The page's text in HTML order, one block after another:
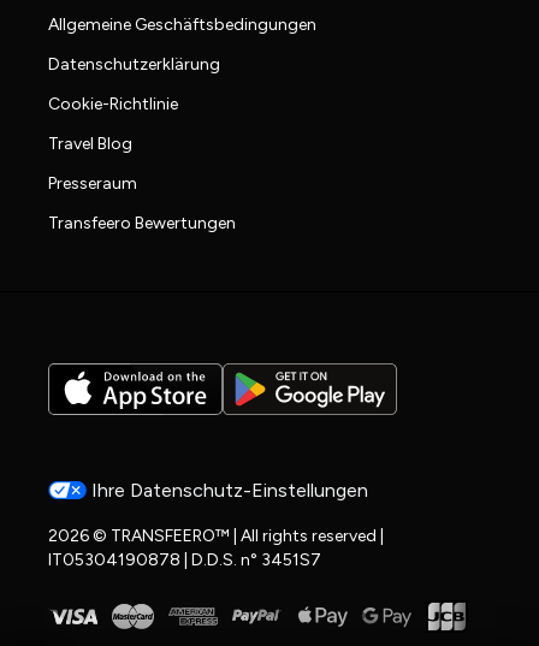
Allgemeine Geschäftsbedingungen
Datenschutzerklärung
Cookie-Richtlinie
Travel Blog
Presseraum
Transfeero Bewertungen
Ihre Datenschutz-Einstellungen
2026 © TRANSFEERO™ | All rights reserved |
IT05304190878 | D.D.S. n° 3451S7